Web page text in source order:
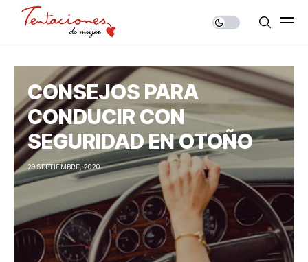
CONSEJOS PARA
CONDUCIR CON
SEGURIDAD EN OTOÑO
29 SEPTIEMBRE, 2020